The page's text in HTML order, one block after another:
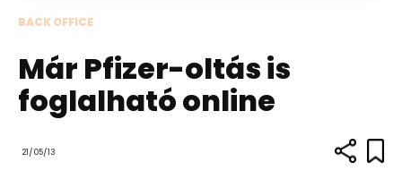
BACK OFFICE
Már Pfizer-oltás is
foglalható online
21/05/13